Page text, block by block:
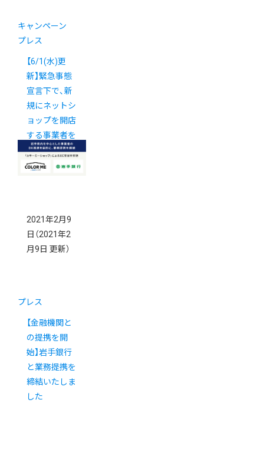
キャンペーン
プレス
【6/1(水)更
新】緊急事態
宣言下で、新
規にネットシ
ョップを開店
する事業者を
支援いたしま
す
2021年2月9
日 （2021年2
月9日 更新）
プレス
【金融機関と
の提携を開
始】岩手銀行
と業務提携を
締結いたしま
した